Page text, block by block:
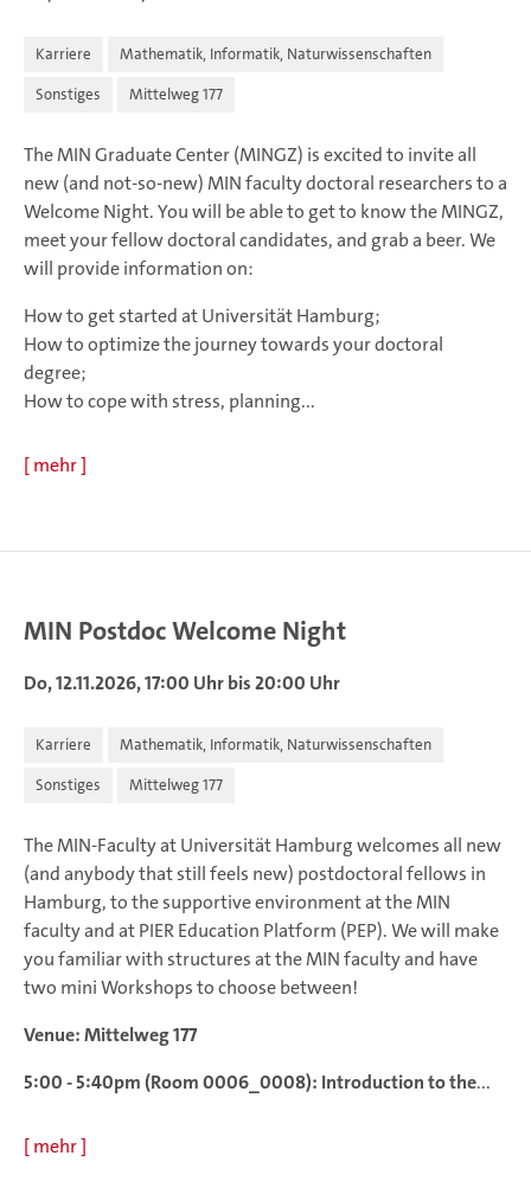
Karriere
Mathematik, Informatik, Naturwissenschaften
Sonstiges
Mittelweg 177
The MIN Graduate Center (MINGZ) is excited to invite all
new (and not-so-new) MIN faculty doctoral researchers to a
Welcome Night. You will be able to get to know the MINGZ,
meet your fellow doctoral candidates, and grab a beer. We
will provide information on:
How to get started at Universität Hamburg;
How to optimize the journey towards your doctoral
degree;
How to cope with stress, planning...
[mehr]
MIN Postdoc Welcome Night
Do, 12.11.2026, 17:00 Uhr bis 20:00 Uhr
Karriere
Mathematik, Informatik, Naturwissenschaften
Sonstiges
Mittelweg 177
The MIN-Faculty at Universität Hamburg welcomes all new
(and anybody that still feels new) postdoctoral fellows in
Hamburg, to the supportive environment at the MIN
faculty and at PIER Education Platform (PEP). We will make
you familiar with structures at the MIN faculty and have
two mini Workshops to choose between!
Venue: Mittelweg 177
5:00 - 5:40pm (Room 0006_0008): Introduction to the...
[mehr]